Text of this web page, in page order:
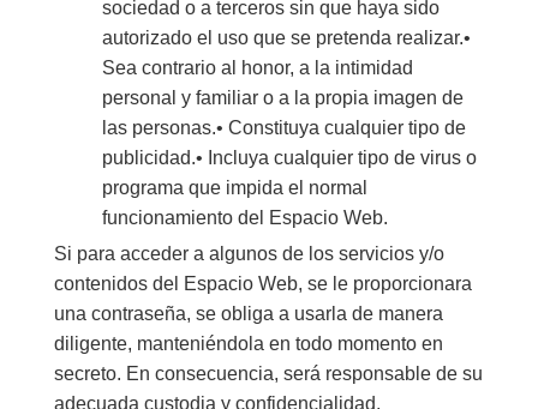
sociedad o a terceros sin que haya sido
autorizado el uso que se pretenda realizar.•
Sea contrario al honor, a la intimidad
personal y familiar o a la propia imagen de
las personas.• Constituya cualquier tipo de
publicidad.• Incluya cualquier tipo de virus o
programa que impida el normal
funcionamiento del Espacio Web.
Si para acceder a algunos de los servicios y/o
contenidos del Espacio Web, se le proporcionara
una contraseña, se obliga a usarla de manera
diligente, manteniéndola en todo momento en
secreto. En consecuencia, será responsable de su
adecuada custodia y confidencialidad,